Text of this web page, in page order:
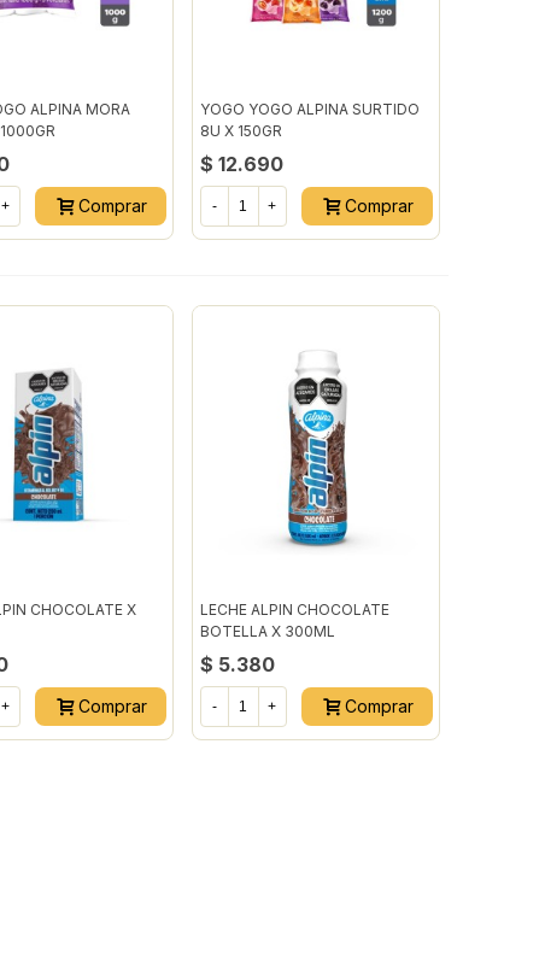
ALPINA MORA
+ Comprar
YOGO YOGO ALPINA SURTIDO
8U X 150GR
$ 12.690
- + Comprar
CHOCOLATE X
+ Comprar
LECHE ALPIN CHOCOLATE
BOTELLA X 300ML
$ 5.380
- + Comprar